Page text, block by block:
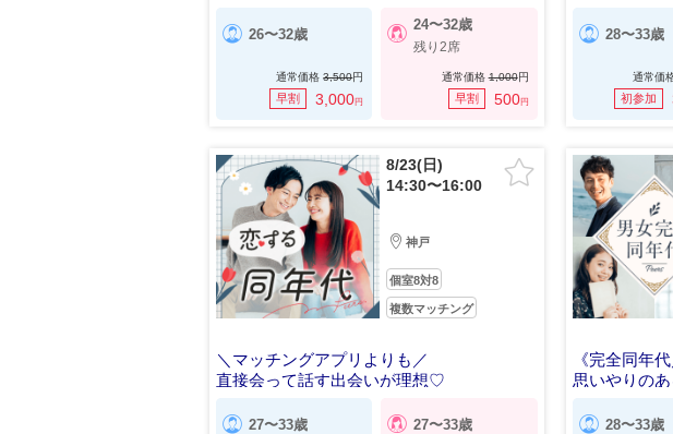
26〜32歳
通常価格3,500円
早割 3,000円
24〜32歳
残り2席
通常価格1,000円
早割 500円
28〜33歳
通常価
初参加
8/23(日)
14:30〜16:00
神戸
個室8対8
複数マッチング
＼マッチングアプリよりも／
直接会って話す出会いが理想♡
27〜33歳 27〜33歳
《完全同年
思いやりの
28〜33歳